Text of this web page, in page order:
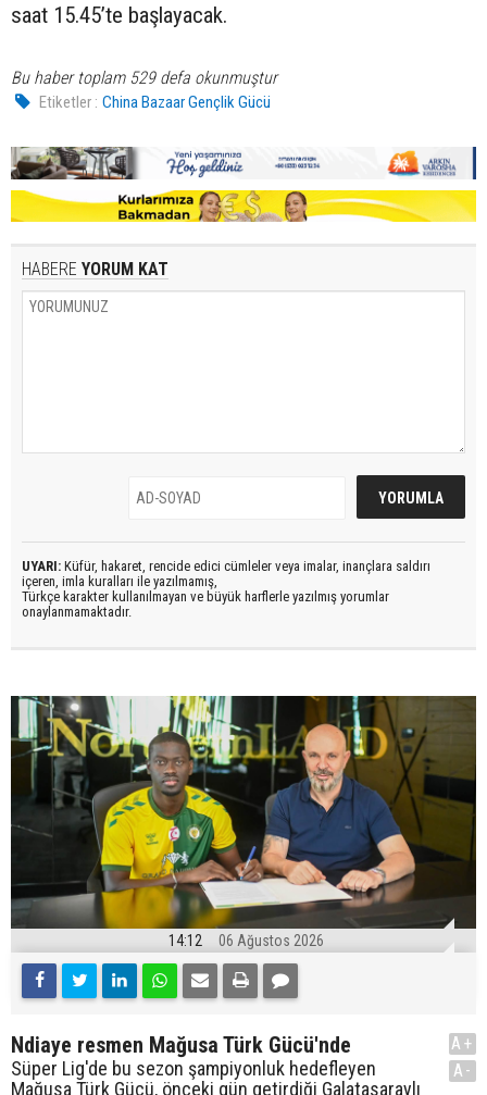
saat 15.45’te başlayacak.
Bu haber toplam 529 defa okunmuştur
Etiketler : China Bazaar Gençlik Gücü
HABERE YORUM KAT
UYARI: Küfür, hakaret, rencide edici cümleler veya imalar, inançlara saldırı
içeren, imla kuralları ile yazılmamış,
Türkçe karakter kullanılmayan ve büyük harflerle yazılmış yorumlar
onaylanmamaktadır.
14:12 06 Ağustos 2026
Ndiaye resmen Mağusa Türk Gücü'nde
Süper Lig'de bu sezon şampiyonluk hedefleyen
Mağusa Türk Gücü, önceki gün getirdiği Galatasaraylı
A+
A-